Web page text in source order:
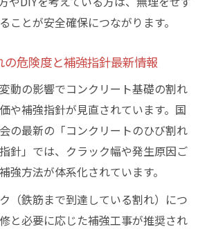
ことが安全確保につながります。
の危険度と補強指針最新情報
動の影響でコンクリート基礎の割れ
や補強指針が見直されています。国
の最新の「コンクリートのひび割れ
針」では、クラック幅や発生原因ご
強方法が体系化されています。
（鉄筋まで到達している割れ）につ
と必要に応じた補強工事が推奨され